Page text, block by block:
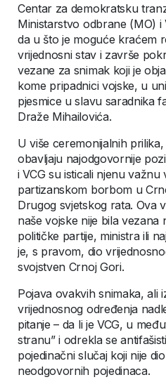
Centar za demokratsku
Ministarstvo odbrane (MO) i
da u što je moguće kraćem
vrijednosni stav i završe
vezane za snimak koji je
kome pripadnici vojske, u
pjesmice u slavu saradnika
Draže Mihailovića.
U više ceremonijalnih
obavljaju najodgovornije
i VCG su isticali njenu
partizanskom borbom u
Drugog svjetskog rata. Ova
naše vojske nije bila vezana
političke partije, ministra ili
je, s pravom, dio
svojstven Crnoj Gori.
Pojava ovakvih snimaka, ali
vrijednosnog određenja
pitanje – da li je VCG, u
stranu” i odrekla se
pojedinačni slučaj koji nije
neodgovornih pojedinaca.